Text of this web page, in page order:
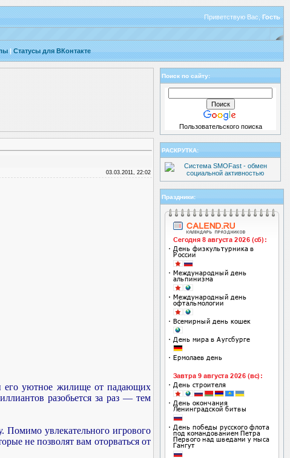
Приветствую Вас,Гость
|Статусы для ВКонтакте
03.03.2011, 22:02
его уютное жилище от падающих
разобьется за раз — тем
Помимо увлекательного игрового
не позволят вам оторваться от
Поиск по сайту:
Пользовательского поиска
РАСКРУТКА:
Праздники: